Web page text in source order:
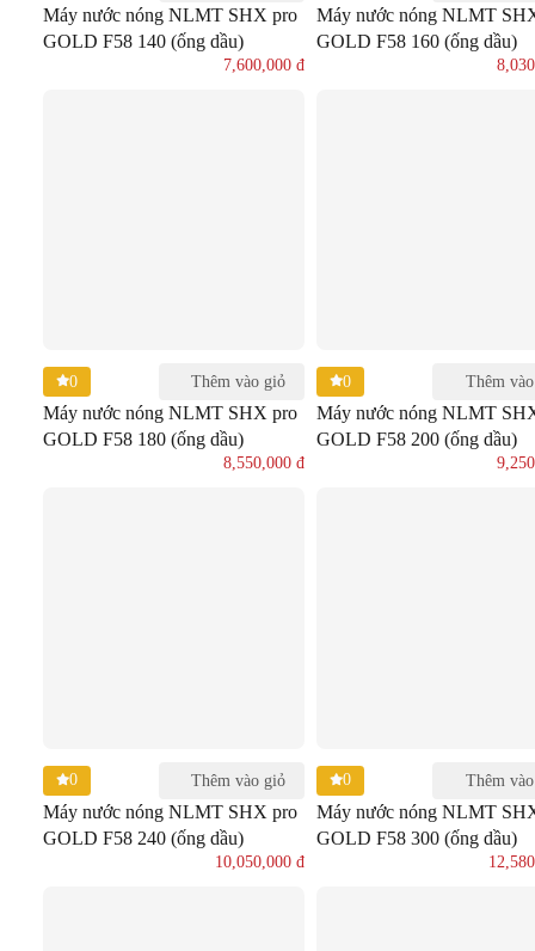
Máy nước nóng NLMT SHX pro
GOLD F58 140 (ống dầu)
7,600,000 đ
Máy nước nóng NLMT
GOLD F58 160 (ống dầu)
0 Thêm vào giỏ
Máy nước nóng NLMT SHX pro
GOLD F58 180 (ống dầu)
8,550,000 đ
0 Thêm
Máy nước nóng NLMT
GOLD F58 200 (ống dầu)
0 Thêm vào giỏ
Máy nước nóng NLMT SHX pro
GOLD F58 240 (ống dầu)
10,050,000 đ
0 Thêm
Máy nước nóng NLMT
GOLD F58 300 (ống dầu)